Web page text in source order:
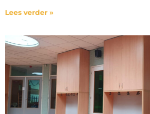
Lees verder »